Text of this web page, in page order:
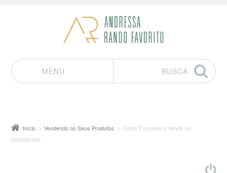
MENU
BUSCA
Início Vendendo os Seus Produtos
Como Funciona a Venda no
Consignado